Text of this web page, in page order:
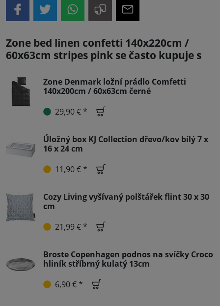
Zone bed linen confetti 140x220cm /
60x63cm stripes pink se často kupuje s
Zone Denmark ložní prádlo Comfetti
140x200cm / 60x63cm černé
29,90 € *
Úložný box KJ Collection dřevo/kov bílý 7 x
16 x 24 cm
11,90 € *
Cozy Living vyšívaný polštářek flint 30 x 30
cm
21,99 € *
Broste Copenhagen podnos na svíčky Croco
hliník stříbrný kulatý 13cm
6,90 € *